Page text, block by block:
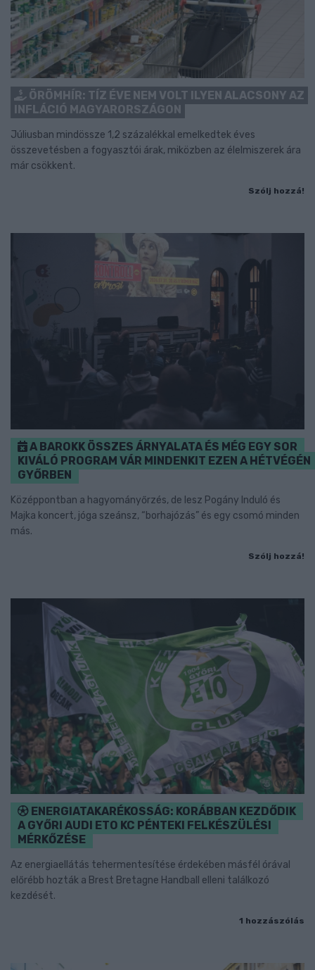
ÖRÖMHÍR: TÍZ ÉVE NEM VOLT ILYEN ALACSONY AZ
INFLÁCIÓ MAGYARORSZÁGON
Júliusban mindössze 1,2 százalékkal emelkedtek éves
összevetésben a fogyasztói árak, miközben az élelmiszerek ára
már csökkent.
Szólj hozzá!
A BAROKK ÖSSZES ÁRNYALATA ÉS MÉG EGY SOR
KIVÁLÓ PROGRAM VÁR MINDENKIT EZEN A HÉTVÉGÉN
GYŐRBEN
Középpontban a hagyományőrzés, de lesz Pogány Induló és
Majka koncert, jóga szeánsz, “borhajózás” és egy csomó minden
más.
Szólj hozzá!
ENERGIATAKARÉKOSSÁG: KORÁBBAN KEZDŐDIK
A GYŐRI AUDI ETO KC PÉNTEKI FELKÉSZÜLÉSI
MÉRKŐZÉSE
Az energiaellátás tehermentesítése érdekében másfél órával
előrébb hozták a Brest Bretagne Handball elleni találkozó
kezdését.
1 hozzászólás